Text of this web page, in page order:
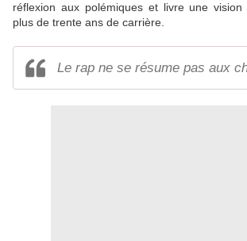
réflexion aux polémiques et livre une
plus de trente ans de carrière.
Le rap ne se résume pas aux